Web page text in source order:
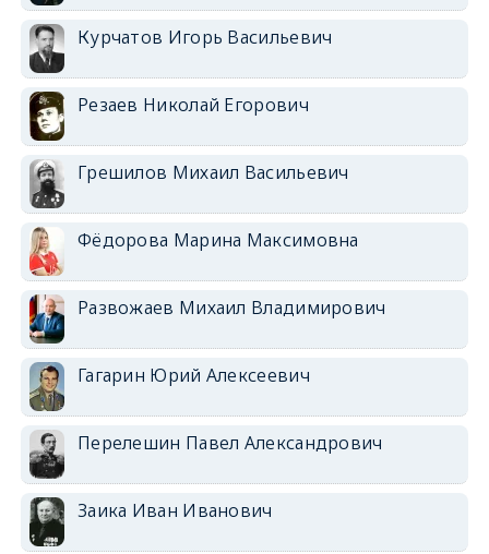
Курчатов Игорь Васильевич
Резаев Николай Егорович
Грешилов Михаил Васильевич
Фёдорова Марина Максимовна
Развожаев Михаил Владимирович
Гагарин Юрий Алексеевич
Перелешин Павел Александрович
Заика Иван Иванович